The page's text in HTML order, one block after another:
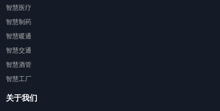
智慧医疗
智慧制药
智慧暖通
智慧交通
智慧酒管
智慧工厂
关于我们